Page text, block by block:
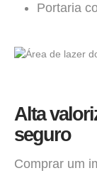
Portaria
Alta
seguro
Comprar um